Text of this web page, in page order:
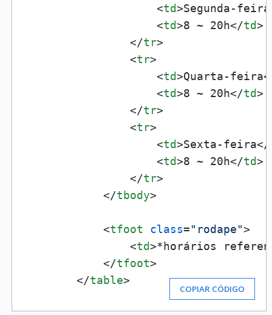
<td>Segunda-feira
<td>8 ~ 20h</td>
</tr>
<tr>
<td>Quarta-feira
<td>8 ~ 20h</td>
</tr>
<tr>
<td>Sexta-feira</
<td>8 ~ 20h</td>
</tr>
</tbody>
<tfoot class="rodape">
<td>*horários
</tfoot>
</table>
COPIAR CÓDIGO